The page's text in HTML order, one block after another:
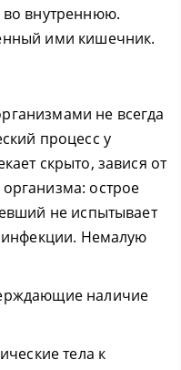
внутреннюю.
ими кишечник.
не всегда
процесс у
скрыто, завися от
острое
не испытывает
Немалую
наличие
тела к